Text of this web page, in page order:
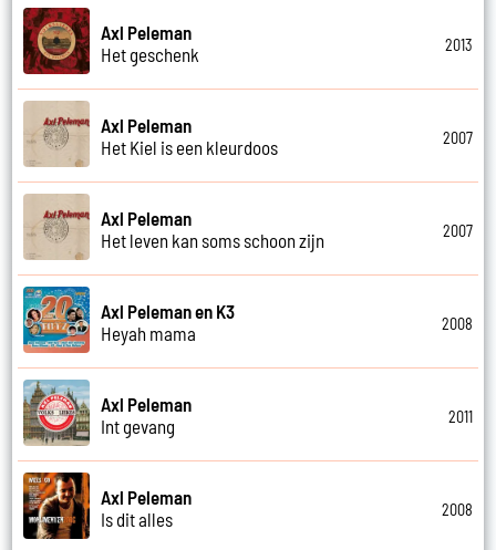
Axl Peleman
Het geschenk
2013
Axl Peleman
Het Kiel is een kleurdoos
2007
Axl Peleman
Het leven kan soms schoon zijn
2007
Axl Peleman en K3
Heyah mama
2008
Axl Peleman
Int gevang
2011
Axl Peleman
Is dit alles
2008